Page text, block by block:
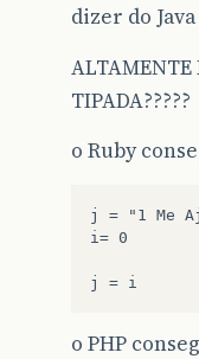
dizer do
ALTAMENTE
TIPADA?????
o Ruby
j = "1 Me
i= 0
o PHP